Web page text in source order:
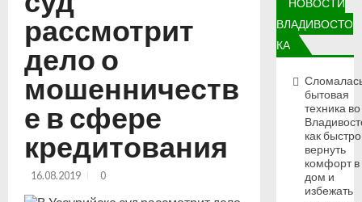
рассмотрит
дело о
мошенничеств
е в сфере
кредитования
16.08.2019 0
НОВОСТИ
ВЛАДИВОСТО
КА
бытовая
техника во
как быстро
вернуть
комфорт в
дом и
избежать